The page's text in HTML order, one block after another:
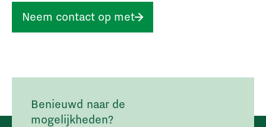
Neem contact op met
Benieuwd naar de
mogelijkheden?